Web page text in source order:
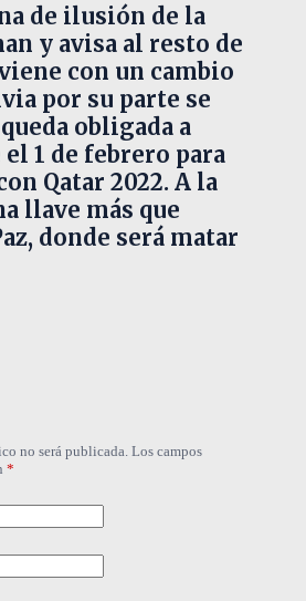
de ilusión de la
y avisa al resto de
con un cambio
por su parte se
obligada a
1 de febrero para
Qatar 2022. A la
llave más que
donde será matar
no será publicada. Los campos
*